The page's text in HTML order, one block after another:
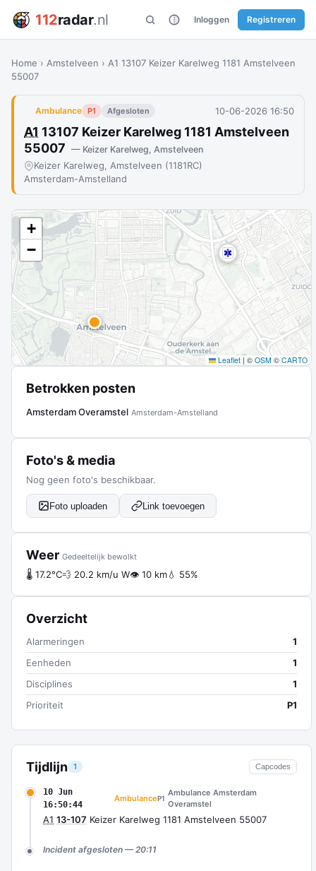
112radar.nl Inloggen Registreren
Home › Amstelveen › A1 13107 Keizer Karelweg 1181 Amstelveen
55007
Ambulance P1 Afgesloten 10-06-2026 16:50
A1 13107 Keizer Karelweg 1181 Amstelveen
55007 — Keizer Karelweg, Amstelveen
Keizer Karelweg, Amstelveen (1181RC)
Amsterdam-Amstelland
Tijdlijn 1 Capcodes
10 Jun
16:50:44
AmbulanceP1
Ambulance Amsterdam
Overamstel
A1 13-107 Keizer Karelweg 1181 Amstelveen 55007
Incident afgesloten — 20:11
+
−
Leaflet | © OSM © CARTO
Betrokken posten
Amsterdam Overamstel Amsterdam-Amstelland
Foto's & media
Nog geen foto's beschikbaar.
Foto uploaden Link toevoegen
Weer Gedeeltelijk bewolkt
🌡 17.2°C💨 20.2 km/u W👁 10 km💧 55%
Overzicht
Alarmeringen
1
Eenheden
1
Disciplines
1
Prioriteit
P1